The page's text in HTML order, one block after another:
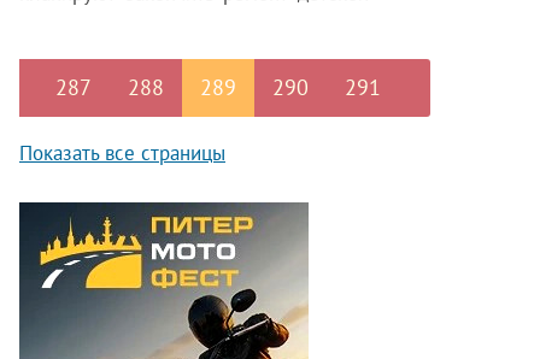
287 288 289 290 291
Показать все страницы